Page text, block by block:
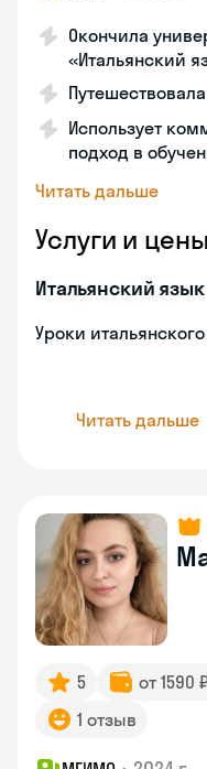
Окончила
«Итальянский
Использует
подход в
Читать дальше
Услуги и цены
Итальянский язык
Уроки итальянского
Читать дальше
5 от 1590
1 отзыв